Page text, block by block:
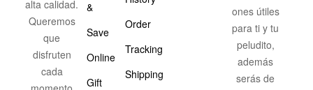
alta calidad.
Queremos
que
disfruten
cada
&
Save
Online
Gift
Order
Tracking
Shipping
ones útiles
para ti y tu
peludito,
además
serás de